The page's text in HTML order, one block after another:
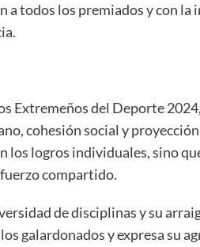
a todos los premiados y con
Extremeños del Deporte
cohesión social y
los logros individuales, sino
compartido.
de disciplinas y su
galardonados y expresa su